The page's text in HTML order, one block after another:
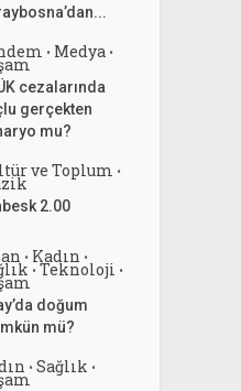
• Medya •
cezalarında
gerçekten
mu?
ve Toplum •
2.00
• Kadın •
• Teknoloji •
doğum
mü?
• Sağlık •